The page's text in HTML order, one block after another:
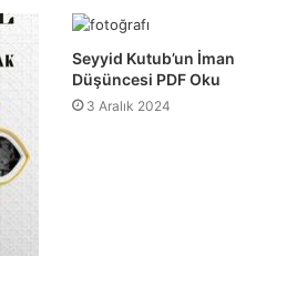
Seyyid Kutub’un İman
Düşüncesi PDF Oku
3 Aralık 2024